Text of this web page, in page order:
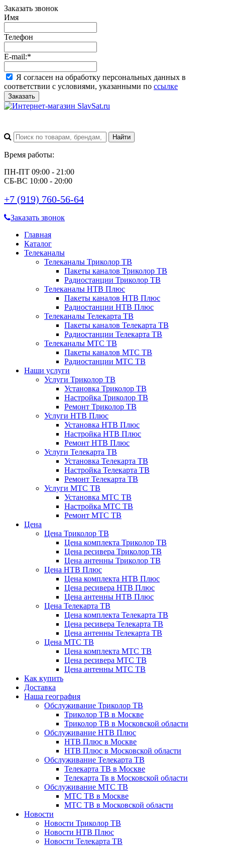
Заказать звонок
Имя
Телефон
E-mail:*
Я согласен на обработку персональных данных в
соответствии с условиями, указанными по ссылке
Заказать
Время работы:
ПН-ПТ 09:00 - 21:00
СБ-ВС 10:00 - 20:00
+7 (919) 760-56-64
Заказать звонок
Главная
Каталог
Телеканалы
Телеканалы Триколор ТВ
Пакеты каналов Триколор ТВ
Радиостанции Триколор ТВ
Телеканалы НТВ Плюс
Пакеты каналов НТВ Плюс
Радиостанции НТВ Плюс
Телеканалы Телекарта ТВ
Пакеты каналов Телекарта ТВ
Радиостанции Телекарта ТВ
Телеканалы МТС ТВ
Пакеты каналов МТС ТВ
Радиостанции МТС ТВ
Наши услуги
Услуги Триколор ТВ
Установка Триколор ТВ
Настройка Триколор ТВ
Ремонт Триколор ТВ
Услуги НТВ Плюс
Установка НТВ Плюс
Настройка НТВ Плюс
Ремонт НТВ Плюс
Услуги Телекарта ТВ
Установка Телекарта ТВ
Настройка Телекарта ТВ
Ремонт Телекарта ТВ
Услуги МТС ТВ
Установка МТС ТВ
Настройка МТС ТВ
Ремонт МТС ТВ
Цена
Цена Триколор ТВ
Цена комплекта Триколор ТВ
Цена ресивера Триколор ТВ
Цена антенны Триколор ТВ
Цена НТВ Плюс
Цена комплекта НТВ Плюс
Цена ресивера НТВ Плюс
Цена антенны НТВ Плюс
Цена Телекарта ТВ
Цена комплекта Телекарта ТВ
Цена ресивера Телекарта ТВ
Цена антенны Телекарта ТВ
Цена МТС ТВ
Цена комплекта МТС ТВ
Цена ресивера МТС ТВ
Цена антенны МТС ТВ
Как купить
Доставка
Наша география
Обслуживание Триколор ТВ
Триколор ТВ в Москве
Триколор ТВ в Московской области
Обслуживание НТВ Плюс
НТВ Плюс в Москве
НТВ Плюс в Московской области
Обслуживание Телекарта ТВ
Телекарта ТВ в Москве
Телекарта Тв в Московской области
Обслуживание МТС ТВ
МТС ТВ в Москве
МТС ТВ в Московской области
Новости
Новости Триколор ТВ
Новости НТВ Плюс
Новости Телекарта ТВ